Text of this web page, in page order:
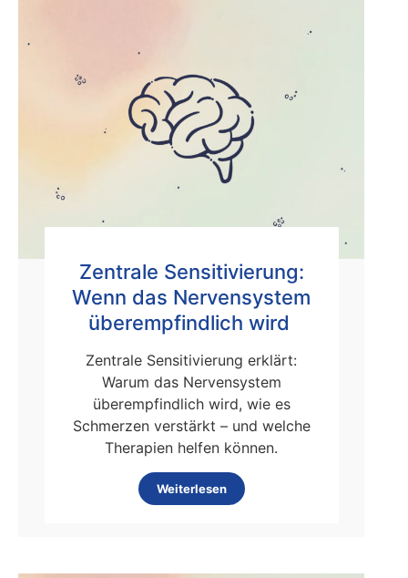
Zentrale Sensitivierung:
Wenn das Nervensystem
überempfindlich wird
Zentrale Sensitivierung erklärt:
Warum das Nervensystem
überempfindlich wird, wie es
Schmerzen verstärkt – und welche
Therapien helfen können.
Weiterlesen